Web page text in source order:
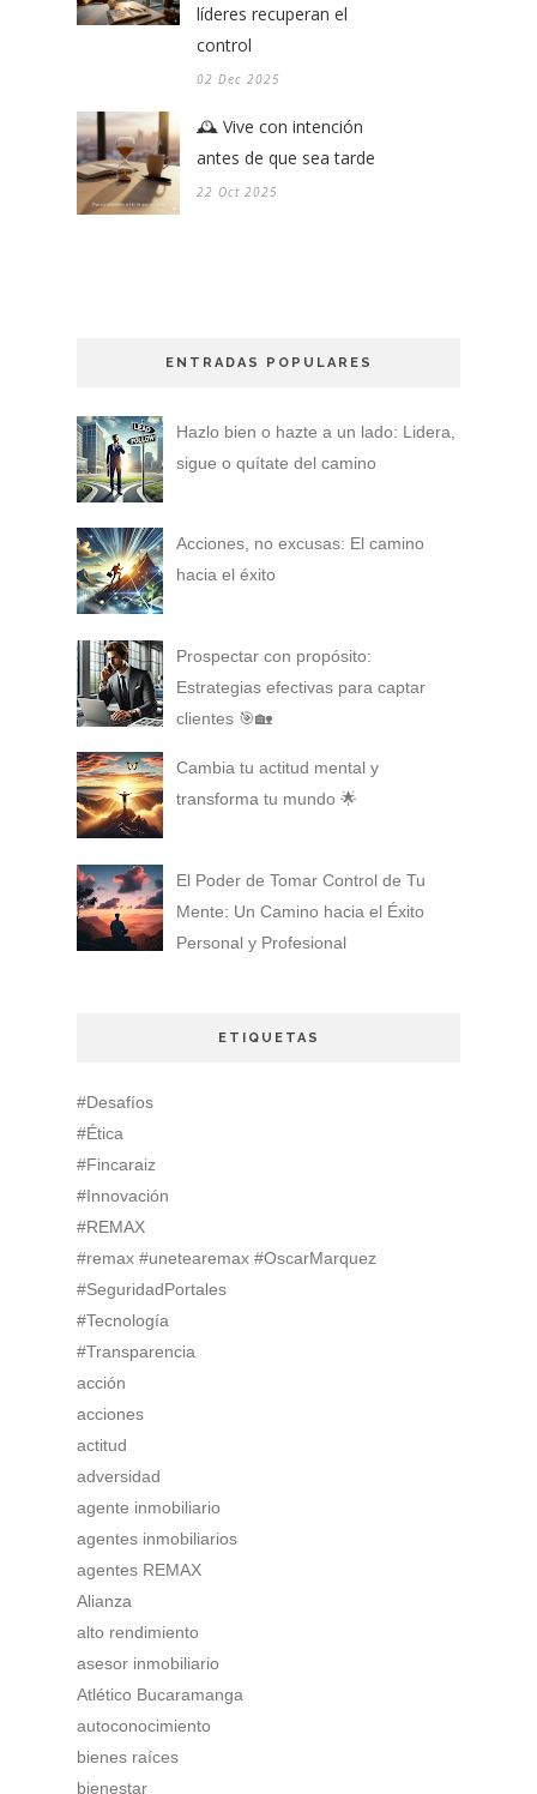
líderes recuperan el
control
02 Dec 2025
🕰️ Vive con intención
antes de que sea tarde
22 Oct 2025
ENTRADAS POPULARES
Hazlo bien o hazte a un lado: Lidera,
sigue o quítate del camino
Acciones, no excusas: El camino
hacia el éxito
Prospectar con propósito:
Estrategias efectivas para captar
clientes 🎯🏡
Cambia tu actitud mental y
transforma tu mundo 🌟
El Poder de Tomar Control de Tu
Mente: Un Camino hacia el Éxito
Personal y Profesional
ETIQUETAS
#Desafíos
#Ética
#Fincaraiz
#Innovación
#REMAX
#remax #unetearemax #OscarMarquez
#SeguridadPortales
#Tecnología
#Transparencia
acción
acciones
actitud
adversidad
agente inmobiliario
agentes inmobiliarios
agentes REMAX
Alianza
alto rendimiento
asesor inmobiliario
Atlético Bucaramanga
autoconocimiento
bienes raíces
bienestar